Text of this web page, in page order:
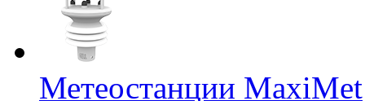
Метеостанции MaxiMet